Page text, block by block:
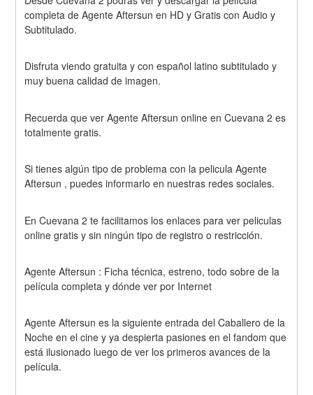
completa de Agente Aftersun en HD y Gratis con Audio y
Subtitulado.
Disfruta viendo gratuita y con español latino subtitulado y
muy buena calidad de imagen.
Recuerda que ver Agente Aftersun online en Cuevana 2 es
totalmente gratis.
Si tienes algún tipo de problema con la pelicula Agente
Aftersun , puedes informarlo en nuestras redes sociales.
En Cuevana 2 te facilitamos los enlaces para ver peliculas
online gratis y sin ningún tipo de registro o restricción.
Agente Aftersun : Ficha técnica, estreno, todo sobre de la
película completa y dónde ver por Internet
Agente Aftersun es la siguiente entrada del Caballero de la
Noche en el cine y ya despierta pasiones en el fandom que
está ilusionado luego de ver los primeros avances de la
película.